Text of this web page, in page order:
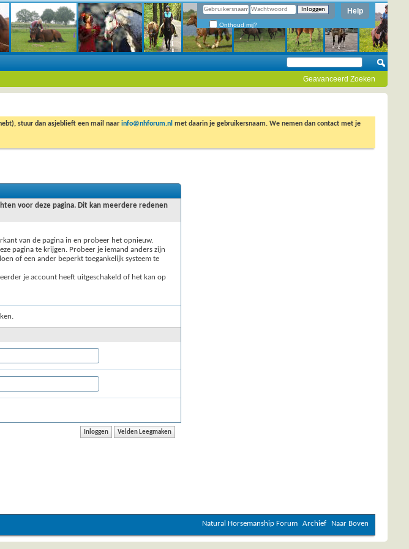
Help
Onthoud mij?
Geavanceerd Zoeken
stuur dan asjeblieft een mail naar info@nhforum.nl met daarin je gebruikersnaam. We nemen dan contact met je
voor deze pagina. Dit kan meerdere redenen
van de pagina in en probeer het opnieuw.
pagina te krijgen. Probeer je iemand anders zijn
of een ander beperkt toegankelijk systeem te
je account heeft uitgeschakeld of het kan op
Natural Horsemanship Forum Archief Naar Boven